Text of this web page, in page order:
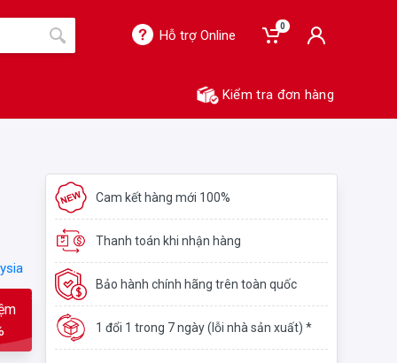
Hỗ trợ Online
0
Kiểm tra đơn hàng
Cam kết hàng mới 100%
Thanh toán khi nhận hàng
Bảo hành chính hãng trên toàn quốc
1 đổi 1 trong 7 ngày (lỗi nhà sản xuất) *